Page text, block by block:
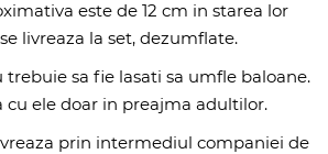
este de 12 cm in starea lor
livreaza la set, dezumflate.
trebuie sa fie lasati sa umfle baloane.
cu ele doar in preajma adultilor.
prin intermediul companiei de